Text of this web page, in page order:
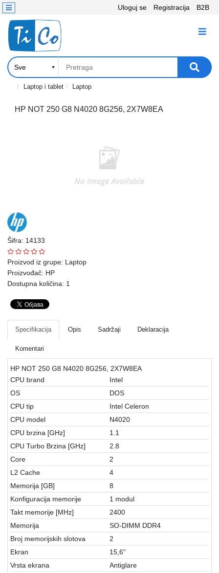
Uloguj se Registracija B2B
KATEGORIJE
Računari,
Komponente
Laptop
tablet
Skeneri,
Ploteri
Bela
tehnika
Telefoni
oprema
Mrežna
Fotoaparati
kamere
Kućni
aparati
Software
Sve
kategorije
Kontakt
Laptop i tablet Laptop
HP NOT 250 G8 N4020 8G256, 2X7W8EA
Šifra: 14133
Proizvod iz grupe: Laptop
Proizvođač: HP
Dostupna količina: 1
Specifikacija Opis Sadržaji Deklaracija
Komentari
HP NOT 250 G8 N4020 8G256, 2X7W8EA
CPU brand
Intel
OS
DOS
CPU tip
Intel Celeron
CPU model
N4020
CPU brzina [GHz]
1.1
CPU Turbo Brzina [GHz]
2.8
Core
2
L2 Cache
4
Memorija [GB]
8
Konfiguracija memorije
1 modul
Takt memorije [MHz]
2400
Memorija
SO-DIMM DDR4
Broj memorijskih slotova
2
Ekran
15,6"
Vrsta ekrana
Antiglare